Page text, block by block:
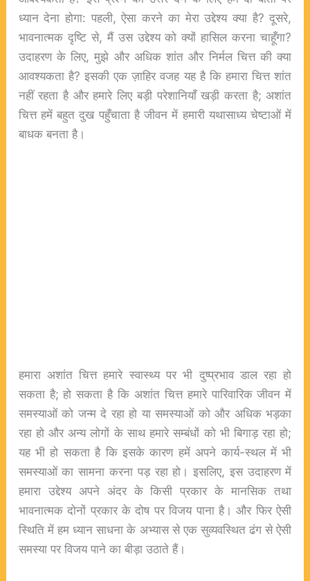
ध्यान देना होगा: पहली, ऐसा करने का मेरा उद्देश्य क्या है? दूसरे,
भावनात्मक दृष्टि से, मैं उस उद्देश्य को क्यों हासिल करना चाहूँगा?
उदाहरण के लिए, मुझे और अधिक शांत और निर्मल चित्त की क्या
आवश्यकता है? इसकी एक ज़ाहिर वजह यह है कि हमारा चित्त शांत
नहीं रहता है और हमारे लिए बड़ी परेशानियाँ खड़ी करता है; अशांत
चित्त हमें बहुत दुख पहुँचाता है जीवन में हमारी यथासाध्य चेष्टाओं में
बाधक बनता है।
हमारा अशांत चित्त हमारे स्वास्थ्य पर भी दुष्प्रभाव डाल रहा हो
सकता है; हो सकता है कि अशांत चित्त हमारे पारिवारिक जीवन में
समस्याओं को जन्म दे रहा हो या समस्याओं को और अधिक भड़का
रहा हो और अन्य लोगों के साथ हमारे सम्बंधों को भी बिगाड़ रहा हो;
यह भी हो सकता है कि इसके कारण हमें अपने कार्य-स्थल में भी
समस्याओं का सामना करना पड़ रहा हो। इसलिए, इस उदाहरण में
हमारा उद्देश्य अपने अंदर के किसी प्रकार के मानसिक तथा
भावनात्मक दोनों प्रकार के दोष पर विजय पाना है। और फिर ऐसी
स्थिति में हम ध्यान साधना के अभ्यास से एक सुव्यवस्थित ढंग से ऐसी
समस्या पर विजय पाने का बीड़ा उठाते हैं।